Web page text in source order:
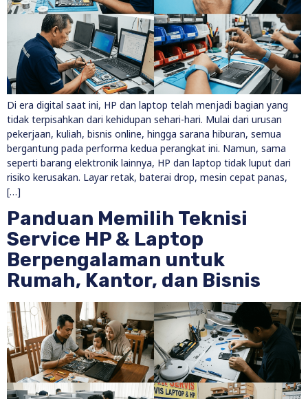
Di era digital saat ini, HP dan laptop telah menjadi bagian yang
tidak terpisahkan dari kehidupan sehari-hari. Mulai dari urusan
pekerjaan, kuliah, bisnis online, hingga sarana hiburan, semua
bergantung pada performa kedua perangkat ini. Namun, sama
seperti barang elektronik lainnya, HP dan laptop tidak luput dari
risiko kerusakan. Layar retak, baterai drop, mesin cepat panas,
[…]
Panduan Memilih Teknisi
Service HP & Laptop
Berpengalaman untuk
Rumah, Kantor, dan Bisnis